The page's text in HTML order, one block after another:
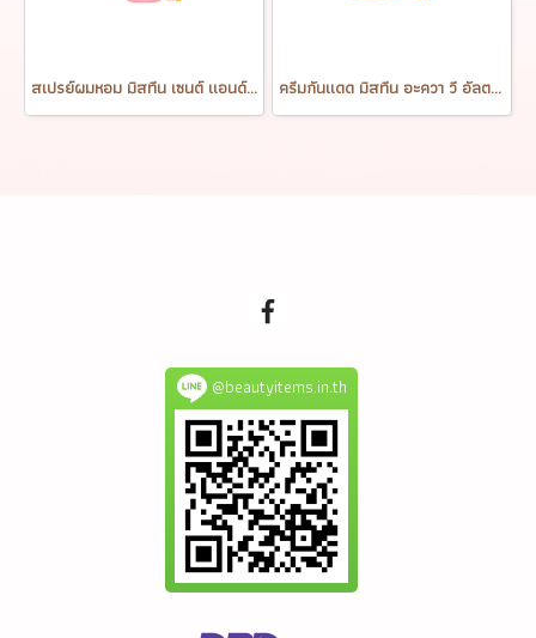
สเปรย์ผมหอม มิสทีน เซนต์ แอนด์ ไชน์ แฮร์ สเปรย์ Mistine Scent & Shine Hair Spray 100 ml. ครีมกันแดด มิสทีน อะควา วี อัลตร้า ไลท์แอนด์ไบร์ท ซันสกรีน เอสพีเอฟ50+ พีเอ++++ MISTINE AQUA V ULTRA LIGHT&BRIGHT SUNSCREEN SPF50+ PA++++
@beautyitems.in.th